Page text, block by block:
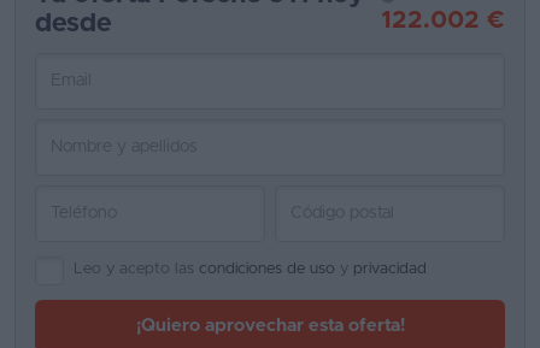
Vender
Blog
Ventas
de
desde
122.002 €
Leo y acepto las condiciones de uso y privacidad
¡Quiero aprovechar esta oferta!